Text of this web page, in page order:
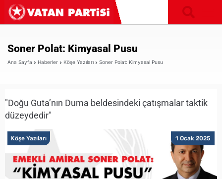
Soner Polat: Kimyasal Pusu
Ana Sayfa Haberler Köşe Yazıları Soner Polat: Kimyasal Pusu
"Doğu Guta’nın Duma beldesindeki çatışmalar taktik
düzeydedir"
1 Ocak 2025
Köşe Yazıları